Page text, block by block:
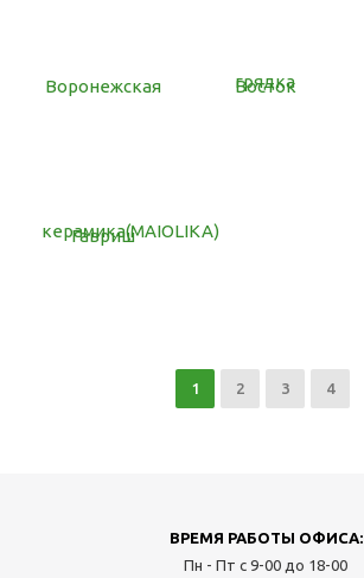
грядка
Воронежская
керамика(MAIOLIKA)
Восток
Гавриш
1 2 3 4
ВРЕМЯ РАБОТЫ ОФИСА:
Пн - Пт с 9-00 до 18-00